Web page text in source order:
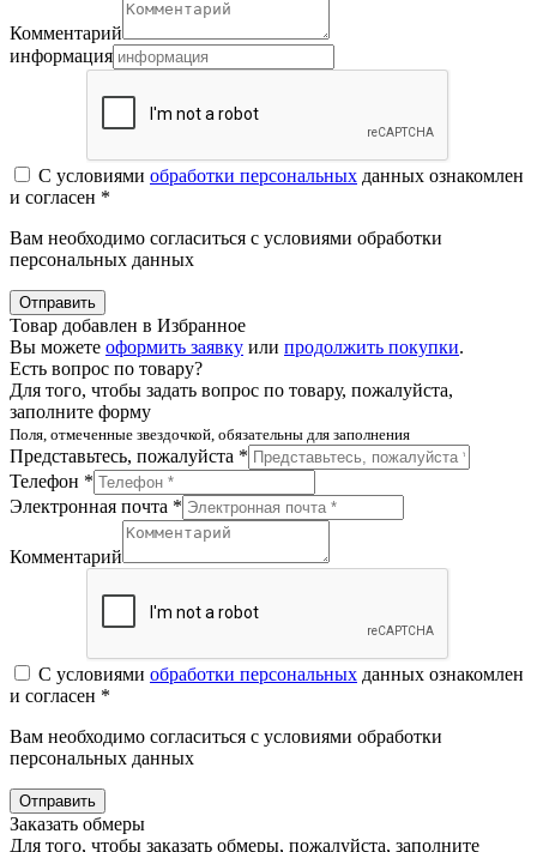
Комментарий
информация
С условиями обработки персональных данных ознакомлен
и согласен *
Вам необходимо согласиться с условиями обработки
персональных данных
Отправить
Товар добавлен в Избранное
Вы можете оформить заявку или продолжить покупки.
Есть вопрос по товару?
Для того, чтобы задать вопрос по товару, пожалуйста,
заполните форму
Поля, отмеченные звездочкой, обязательны для заполнения
Представьтесь, пожалуйста *
Телефон *
Электронная почта *
Комментарий
С условиями обработки персональных данных ознакомлен
и согласен *
Вам необходимо согласиться с условиями обработки
персональных данных
Отправить
Заказать обмеры
Для того, чтобы заказать обмеры, пожалуйста, заполните